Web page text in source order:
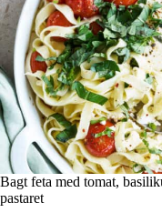
Bagt feta med tomat,
pastaret